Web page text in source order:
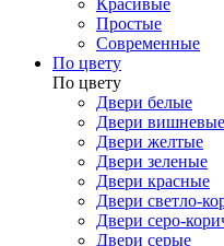
Красивые
Простые
Современные
По цвету
По цвету
Двери белые
Двери вишневые
Двери желтые
Двери зеленые
Двери красные
Двери светло-
Двери серо-
Двери серые